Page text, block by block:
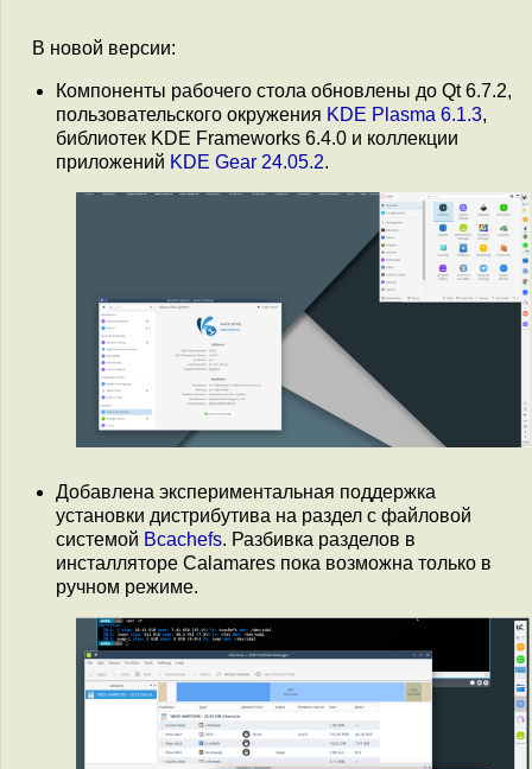
В новой версии:
Компоненты рабочего стола обновлены до Qt 6.7.2,
пользовательского окружения KDE Plasma 6.1.3,
библиотек KDE Frameworks 6.4.0 и коллекции
приложений KDE Gear 24.05.2.
Добавлена экспериментальная поддержка
установки дистрибутива на раздел с файловой
системой Bcachefs. Разбивка разделов в
инсталляторе Calamares пока возможна только в
ручном режиме.